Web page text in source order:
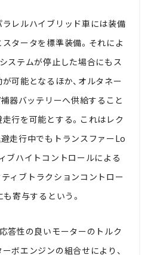
レルハイブリッド車には装備
タータを標準装備。それによ
ステムが停止した場合にもス
可能となるほか、オルタネー
器バッテリーへ供給すること
行を可能とする。これはレク
走行中でもトランスファーLo
ブハイトコントロールによる
ティブトラクションコントロー
も寄与するという。
答性の良いモーターのトルク
ボエンジンの組合せにより、